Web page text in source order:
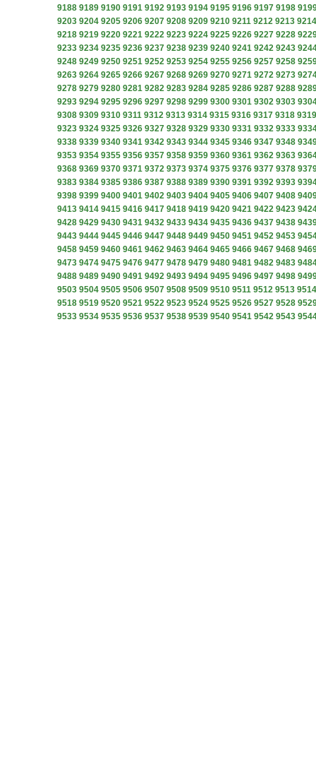
9188 9189 9190 9191 9192 9193 9194 9195 9196 9197 9198
9203 9204 9205 9206 9207 9208 9209 9210 9211 9212 9213 9214
9218 9219 9220 9221 9222 9223 9224 9225 9226 9227 9228
9233 9234 9235 9236 9237 9238 9239 9240 9241 9242 9243
9248 9249 9250 9251 9252 9253 9254 9255 9256 9257 9258
9263 9264 9265 9266 9267 9268 9269 9270 9271 9272 9273
9278 9279 9280 9281 9282 9283 9284 9285 9286 9287 9288
9293 9294 9295 9296 9297 9298 9299 9300 9301 9302 9303
9308 9309 9310 9311 9312 9313 9314 9315 9316 9317 9318 9319
9323 9324 9325 9326 9327 9328 9329 9330 9331 9332 9333
9338 9339 9340 9341 9342 9343 9344 9345 9346 9347 9348
9353 9354 9355 9356 9357 9358 9359 9360 9361 9362 9363
9368 9369 9370 9371 9372 9373 9374 9375 9376 9377 9378
9383 9384 9385 9386 9387 9388 9389 9390 9391 9392 9393
9398 9399 9400 9401 9402 9403 9404 9405 9406 9407 9408
9413 9414 9415 9416 9417 9418 9419 9420 9421 9422 9423
9428 9429 9430 9431 9432 9433 9434 9435 9436 9437 9438
9443 9444 9445 9446 9447 9448 9449 9450 9451 9452 9453
9458 9459 9460 9461 9462 9463 9464 9465 9466 9467 9468
9473 9474 9475 9476 9477 9478 9479 9480 9481 9482 9483
9488 9489 9490 9491 9492 9493 9494 9495 9496 9497 9498
9503 9504 9505 9506 9507 9508 9509 9510 9511 9512 9513 9514
9518 9519 9520 9521 9522 9523 9524 9525 9526 9527 9528
9533 9534 9535 9536 9537 9538 9539 9540 9541 9542 9543